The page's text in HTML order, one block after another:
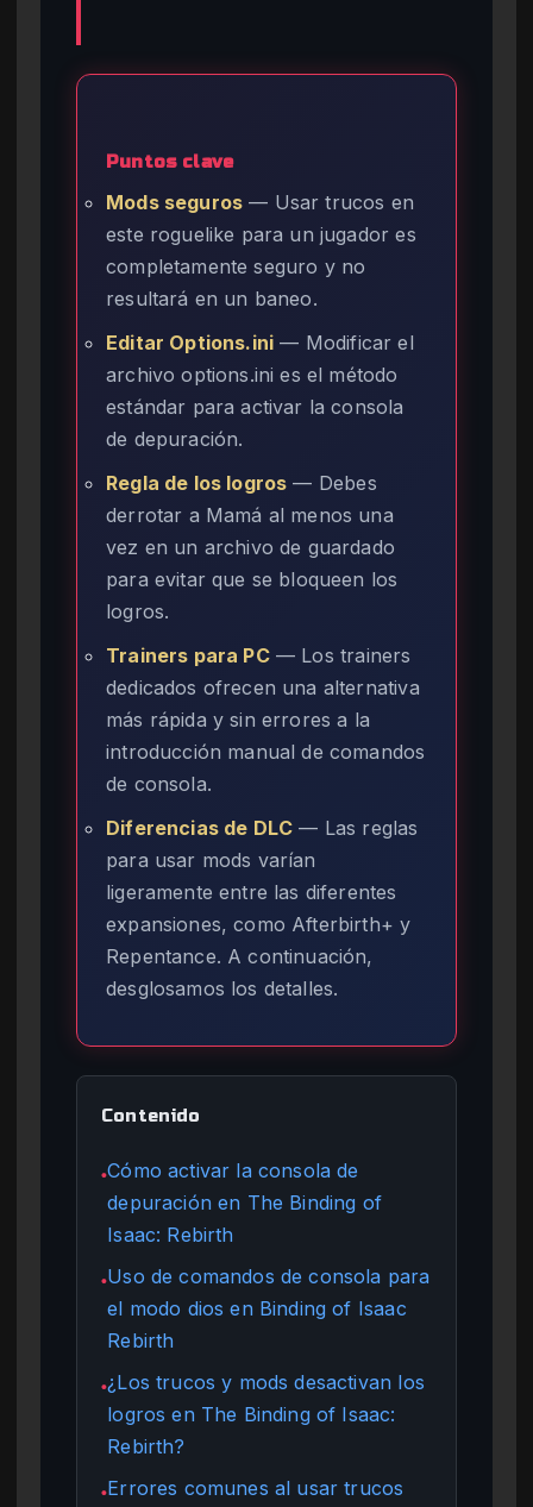
Puntos clave
Mods seguros — Usar trucos en
este roguelike para un jugador es
completamente seguro y no
resultará en un baneo.
Editar Options.ini — Modificar el
archivo options.ini es el método
estándar para activar la consola
de depuración.
Regla de los logros — Debes
derrotar a Mamá al menos una
vez en un archivo de guardado
para evitar que se bloqueen los
logros.
Trainers para PC— Los trainers
dedicados ofrecen una alternativa
más rápida y sin errores a la
introducción manual de comandos
de consola.
Diferencias de DLC — Las reglas
para usar mods varían
ligeramente entre las diferentes
expansiones, como Afterbirth+ y
Repentance. A continuación,
desglosamos los detalles.
Contenido
●Cómo activar la consola de
depuración en The Binding of
Isaac: Rebirth
●Uso de comandos de consola para
el modo dios en Binding of Isaac
Rebirth
●¿Los trucos y mods desactivan los
logros en The Binding of Isaac:
Rebirth?
●Errores comunes al usar trucos